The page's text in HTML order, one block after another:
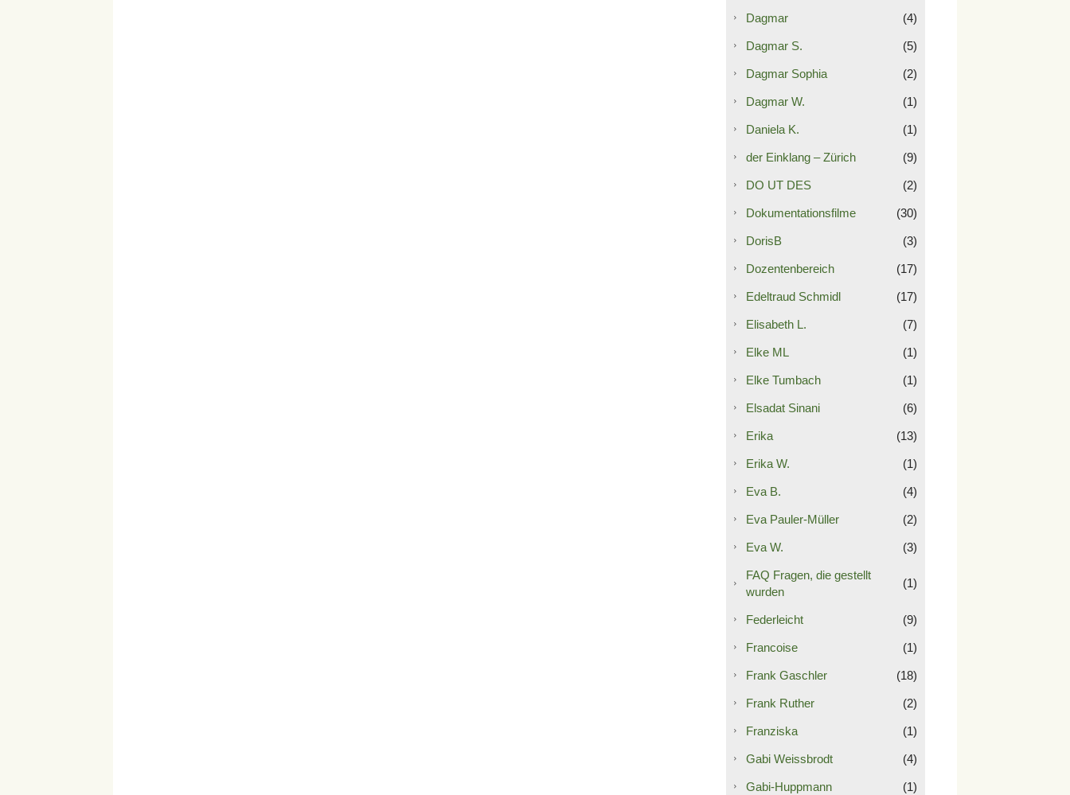
Dagmar (4)
Dagmar S. (5)
Dagmar Sophia (2)
Dagmar W. (1)
Daniela K. (1)
der Einklang – Zürich (9)
DO UT DES (2)
Dokumentationsfilme (30)
DorisB (3)
Dozentenbereich (17)
Edeltraud Schmidl (17)
Elisabeth L. (7)
Elke ML (1)
Elke Tumbach (1)
Elsadat Sinani (6)
Erika (13)
Erika W. (1)
Eva B. (4)
Eva Pauler-Müller (2)
Eva W. (3)
FAQ Fragen, die gestellt
wurden
(1)
Federleicht (9)
Francoise (1)
Frank Gaschler (18)
Frank Ruther (2)
Franziska (1)
Gabi Weissbrodt (4)
Gabi-Huppmann (1)